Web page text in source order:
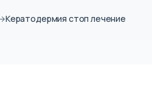
Кератодермия стоп лечение